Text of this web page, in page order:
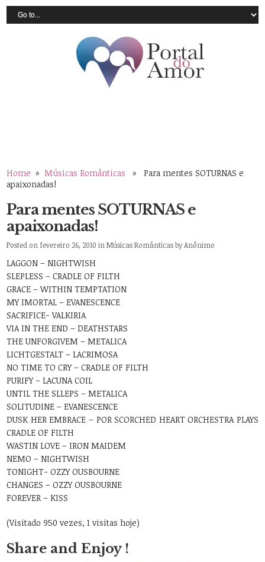
Home » Músicas Românticas » Para mentes SOTURNAS e
apaixonadas!
Para mentes SOTURNAS e
apaixonadas!
Posted on fevereiro 26, 2010 inMúsicas RomânticasbyAnônimo
LAGGON – NIGHTWISH
SLEPLESS – CRADLE OF FILTH
GRACE – WITHIN TEMPTATION
MY IMORTAL – EVANESCENCE
SACRIFICE- VALKIRIA
VIA IN THE END – DEATHSTARS
THE UNFORGIVEM – METALICA
LICHTGESTALT – LACRIMOSA
NO TIME TO CRY – CRADLE OF FILTH
PURIFY – LACUNA COIL
UNTIL THE SLLEPS – METALICA
SOLITUDINE – EVANESCENCE
DUSK HER EMBRACE – POR SCORCHED HEART ORCHESTRA PLAYS
CRADLE OF FILTH
WASTIN LOVE – IRON MAIDEM
NEMO – NIGHTWISH
TONIGHT- OZZY OUSBOURNE
CHANGES – OZZY OUSBOURNE
FOREVER – KISS
(Visitado 950 vezes, 1 visitas hoje)
Share and Enjoy !